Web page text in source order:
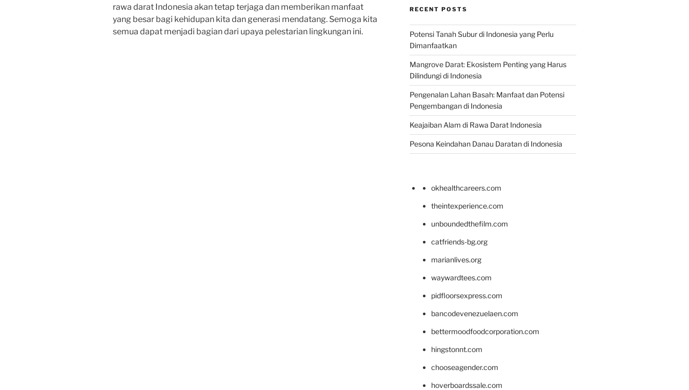
rawa darat Indonesia akan tetap terjaga dan memberikan manfaat
yang besar bagi kehidupan kita dan generasi mendatang. Semoga kita
semua dapat menjadi bagian dari upaya pelestarian lingkungan ini.
RECENT POSTS
Potensi Tanah Subur di Indonesia yang Perlu
Dimanfaatkan
Mangrove Darat: Ekosistem Penting yang Harus
Dilindungi di Indonesia
Pengenalan Lahan Basah: Manfaat dan Potensi
Pengembangan di Indonesia
Keajaiban Alam di Rawa Darat Indonesia
Pesona Keindahan Danau Daratan di Indonesia
okhealthcareers.com
theintexperience.com
unboundedthefilm.com
catfriends-bg.org
marianlives.org
waywardtees.com
pidfloorsexpress.com
bancodevenezuelaen.com
bettermoodfoodcorporation.com
hingstonnt.com
chooseagender.com
hoverboardssale.com